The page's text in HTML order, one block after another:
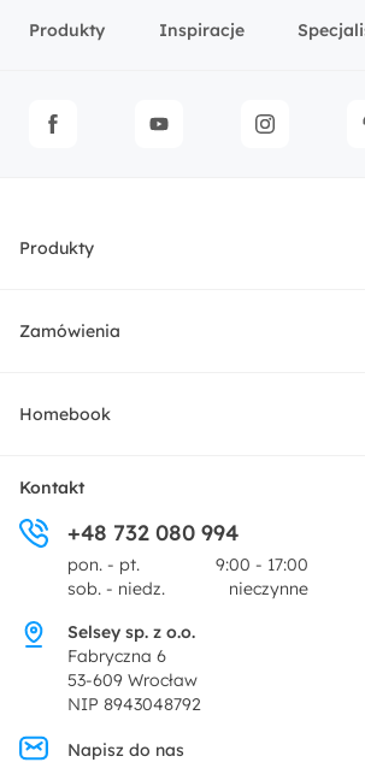
Produkty Inspiracje
Produkty
Meble
Dekoracje i akcesoria
Promocje
Zamówienia
Dostawa
Zwroty
Pytania i odpowiedzi
Homebook
O nas
Centrum prasowe
Regulamin
Polityka prywatności
Kontakt
+48 732 080 994
pon. - pt.
9:00 - 17:00
sob. - niedz.
nieczynne
Selsey sp. z o.o.
Fabryczna 6
53-609 Wrocław
NIP 8943048792
Napisz do nas